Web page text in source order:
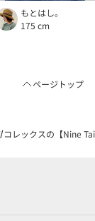
もとはし。
175 cm
ページトップ
コレックスの【Nine